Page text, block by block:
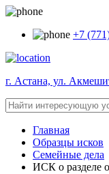
+7
г. Астана, ул.
Главная
Образцы исков
Семейные дела
ИСК о разделе